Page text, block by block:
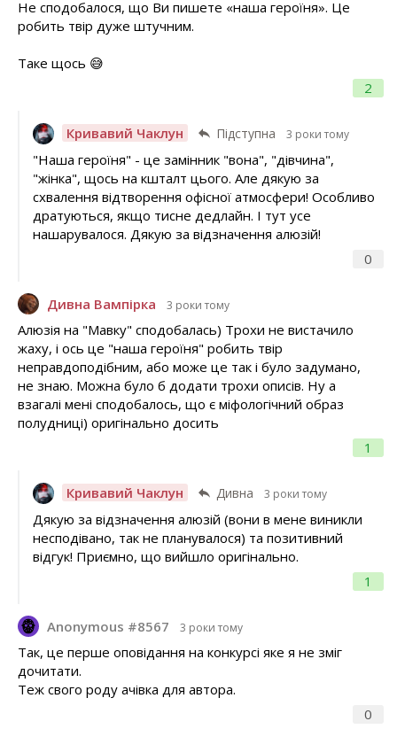
2
Не сподобалося, що Ви пишете «наша героїня». Це
робить твір дуже штучним.
Таке щось 😅
Кривавий Чаклун Підступна 3 роки тому
0
"Наша героїня" - це замінник "вона", "дівчина",
"жінка", щось на кшталт цього. Але дякую за
схвалення відтворення офісної атмосфери! Особливо
дратуються, якщо тисне дедлайн. І тут усе
нашарувалося. Дякую за відзначення алюзій!
Дивна Вампірка 3 роки тому
1
Алюзія на "Мавку" сподобалась) Трохи не вистачило
жаху, і ось це "наша героїня" робить твір
неправдоподібним, або може це так і було задумано,
не знаю. Можна було б додати трохи описів. Ну а
взагалі мені сподобалось, що є міфологічний образ
полудниці) оригінально досить
Кривавий Чаклун Дивна 3 роки тому
1
Дякую за відзначення алюзій (вони в мене виникли
несподівано, так не планувалося) та позитивний
відгук! Приємно, що вийшло оригінально.
Anonymous #8567 3 роки тому
0
Так, це перше оповідання на конкурсі яке я не зміг
дочитати.
Теж свого роду ачівка для автора.